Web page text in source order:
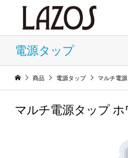
電源タップ
商品 電源タップ マルチ電
マルチ電源タップ ホ